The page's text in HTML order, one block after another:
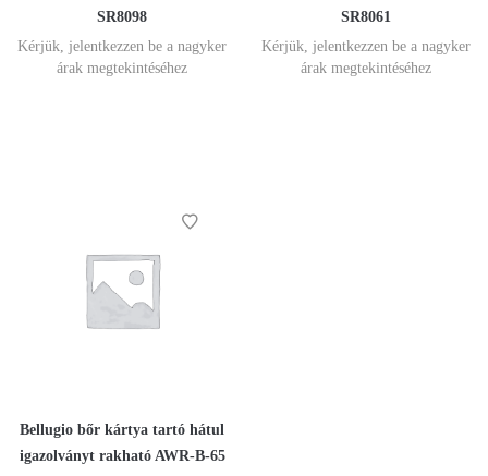
SR8098
Kérjük, jelentkezzen be a nagyker
árak megtekintéséhez
SR8061
Kérjük, jelentkezzen be a nagyker
árak megtekintéséhez
Bellugio bőr kártya tartó hátul
igazolványt rakható AWR-B-65